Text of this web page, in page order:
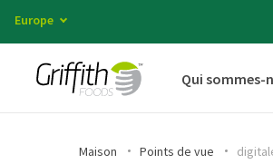
Europe
Qui sommes-
Maison Points de vue